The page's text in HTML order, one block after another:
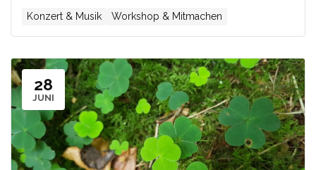
Konzert & Musik Workshop & Mitmachen
28
JUNI